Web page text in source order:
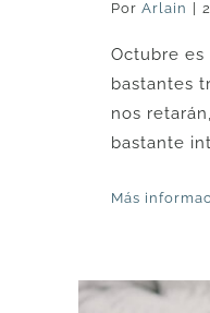
Por Arlain
Octubre
bastantes
nos
bastante
Más